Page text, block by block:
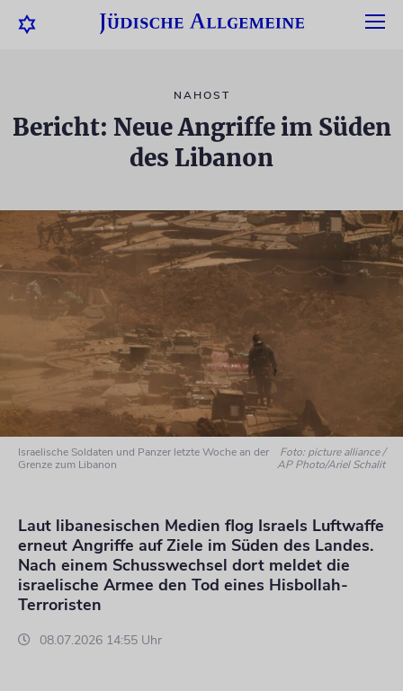
NAHOST
Bericht: Neue Angriffe im Süden
des Libanon
Israelische Soldaten und Panzer letzte Woche an der
Grenze zum Libanon
Foto: picture alliance /
AP Photo/Ariel Schalit
Laut libanesischen Medien flog Israels Luftwaffe
erneut Angriffe auf Ziele im Süden des Landes.
Nach einem Schusswechsel dort meldet die
israelische Armee den Tod eines Hisbollah-
Terroristen
08.07.2026 14:55 Uhr